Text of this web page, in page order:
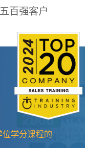
五百强客户